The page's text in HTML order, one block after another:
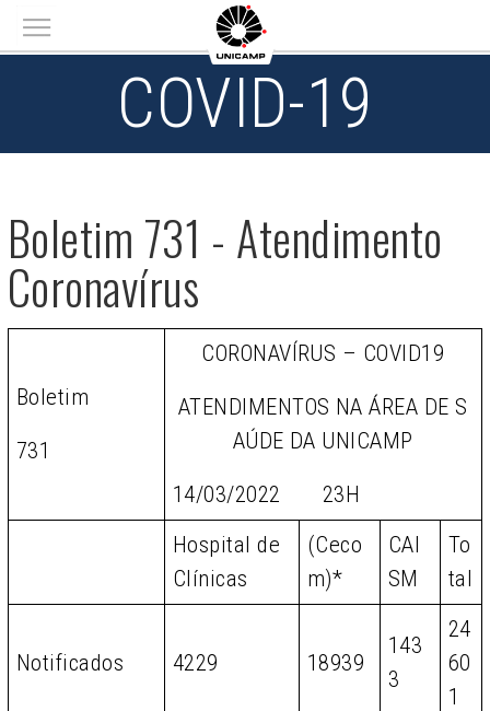
Main menu
COVID-19
Boletim 731 - Atendimento
Coronavírus
Boletim
731
CORONAVÍRUS – COVID19
ATENDIMENTOS NA ÁREA DE S
AÚDE DA UNICAMP
14/03/2022 23H
Hospital de
Clínicas
(Ceco
m)*
CAI
SM
To
tal
Notificados 4229 18939
143
3
24
60
1